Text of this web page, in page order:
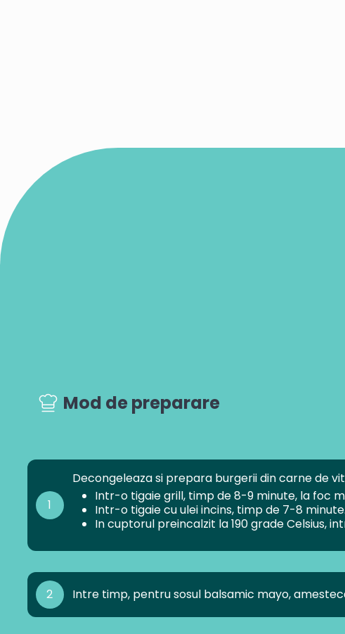
Mod de preparare
1
Decongeleaza si prepara burgerii din carne de
Intr-o tigaie grill, timp de 8-9 minute, la foc
Intr-o tigaie cu ulei incins, timp de 7-8
In cuptorul preincalzit la 190 grade Celsius,
2 Intre timp, pentru sosul balsamic mayo,